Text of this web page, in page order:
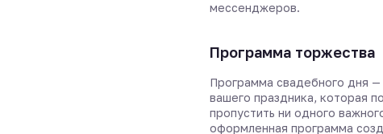
мессенджеров.
Программа торжества
Программа свадебного дня
вашего праздника, которая
пропустить ни одного
оформленная программа